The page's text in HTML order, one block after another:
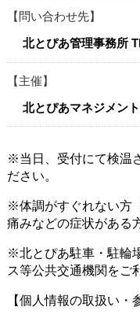
問い合わせ先
北とぴあ管理事務所
主催
北とぴあマネジメン
※当日、受付にて検温
ださい。
※体調がすぐれない方
痛みなどの症状がある
※北とぴあ駐車・駐輪
ス等公共交通機関をご
【個人情報の取扱い・